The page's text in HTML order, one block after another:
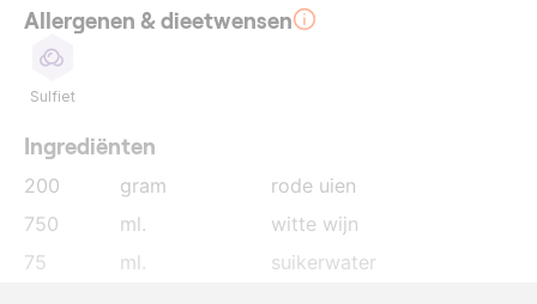
Allergenen & dieetwensen
Sulfiet
Ingrediënten
200 gram
rode uien
750
ml.
witte wijn
75
ml.
suikerwater